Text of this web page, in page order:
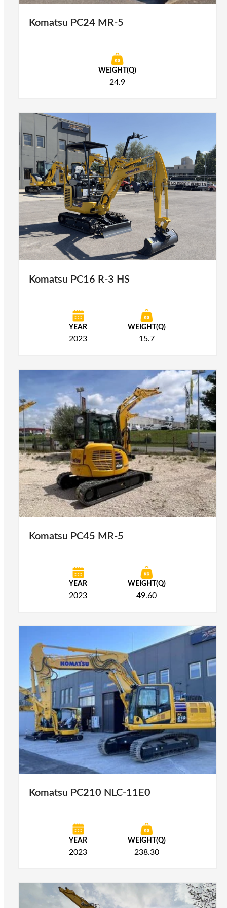
Komatsu PC24 MR-5
WEIGHT(Q)
24.9
Komatsu PC16 R-3 HS
YEAR
2023
WEIGHT(Q)
15.7
Komatsu PC45 MR-5
YEAR
2023
WEIGHT(Q)
49.60
Komatsu PC210 NLC-11E0
YEAR
2023
WEIGHT(Q)
238.30